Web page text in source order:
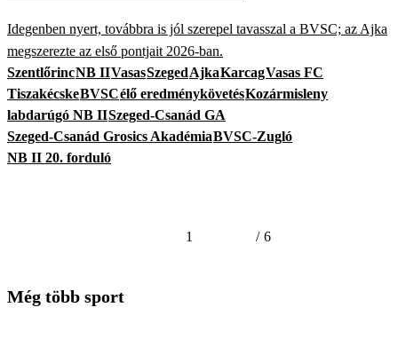
Idegenben nyert, továbbra is jól szerepel tavasszal a BVSC; az Ajka
megszerezte az első pontjait 2026-ban.
SzentlőrincNB IIVasasSzegedAjkaKarcagVasas FC
TiszakécskeBVSCélő eredménykövetésKozármisleny
labdarúgó NB IISzeged-Csanád GA
Szeged-Csanád Grosics AkadémiaBVSC-Zugló
NB II 20. forduló
1 / 6
Még több sport